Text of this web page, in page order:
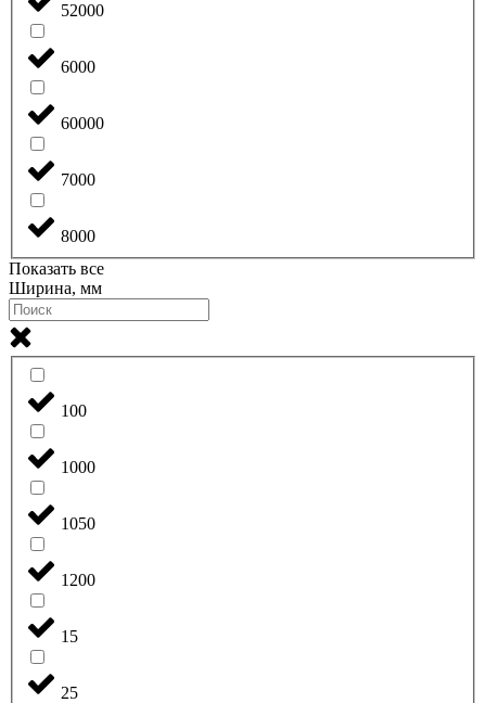
52000
6000
60000
7000
8000
Показать все
Ширина, мм
100
1000
1050
1200
15
25